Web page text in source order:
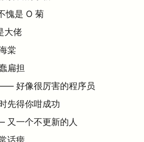
是 O 菊
佬
棠
扁担
好像很厉害的程序员
得你咁成功
一个不更新的人
话痨